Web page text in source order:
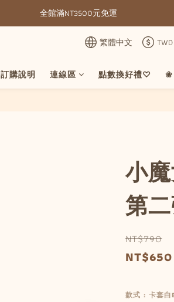
全館滿NT3500元免運
全館滿NT3500元免運
部分現貨＋預購20-30天不含假日
繁體中文 TWD
訂購說明 連線區 點數換好禮♡ ❀
小
第
NT$790
NT$650
款式 : 卡套白